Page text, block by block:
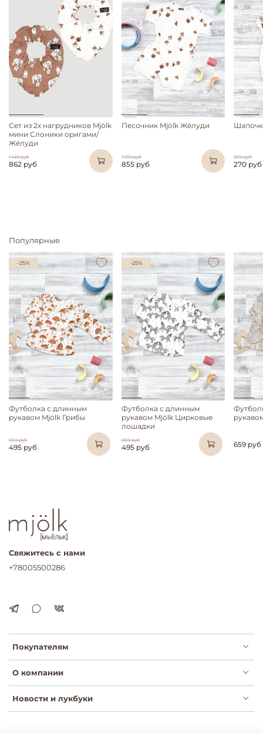
Сет из 2х нагрудников Mjölk
мини Слоники оригами/
Жёлуди
1 149 руб
862 руб
Песочник Mjölk Жёлуди
1 139 руб
855 руб
359 руб
270 руб
Популярные
-25%
Футболка с длинным
рукавом Mjölk Грибы
659 руб
495 руб
-25%
Футболка с длинным
рукавом Mjölk Цирковые
лошадки
659 руб
495 руб 659 руб
Покупателям
О компании
Новости и лукбуки
Свяжитесь с нами
+78005500286